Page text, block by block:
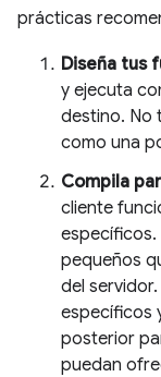
prácticas
Diseña tus
y ejecuta
destino. No
como una
Compila
cliente
específicos.
pequeños
del
específicos
posterior
puedan